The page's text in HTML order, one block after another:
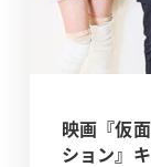
映画『仮
ション』